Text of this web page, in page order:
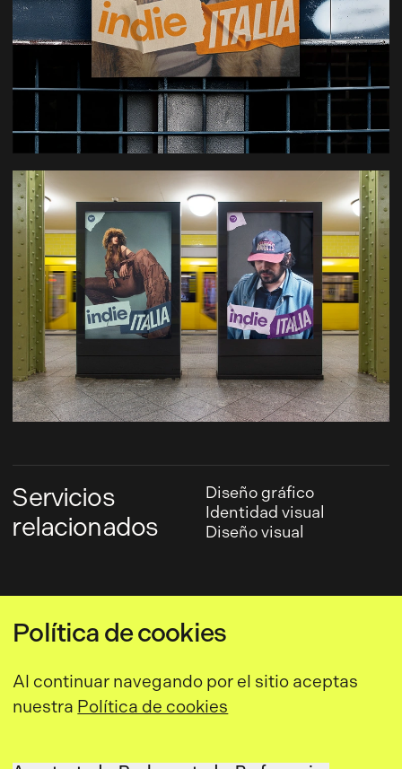
Política de cookies
Al continuar navegando por el sitio aceptas
nuestra Política de cookies
Servicios
relacionados
Diseño gráfico
Identidad visual
Diseño visual
Próximo proyecto
Forjando nuestro